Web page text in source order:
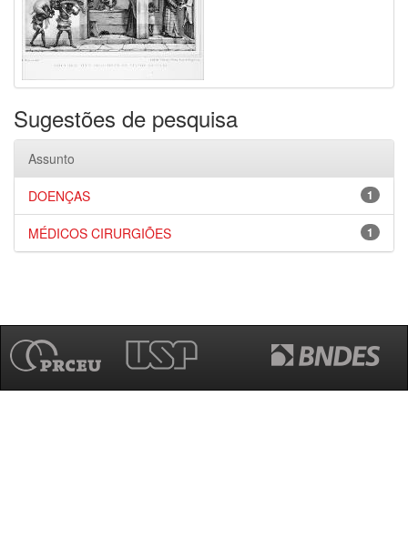
Sugestões de pesquisa
Assunto
1
DOENÇAS
1
MÉDICOS CIRURGIÕES